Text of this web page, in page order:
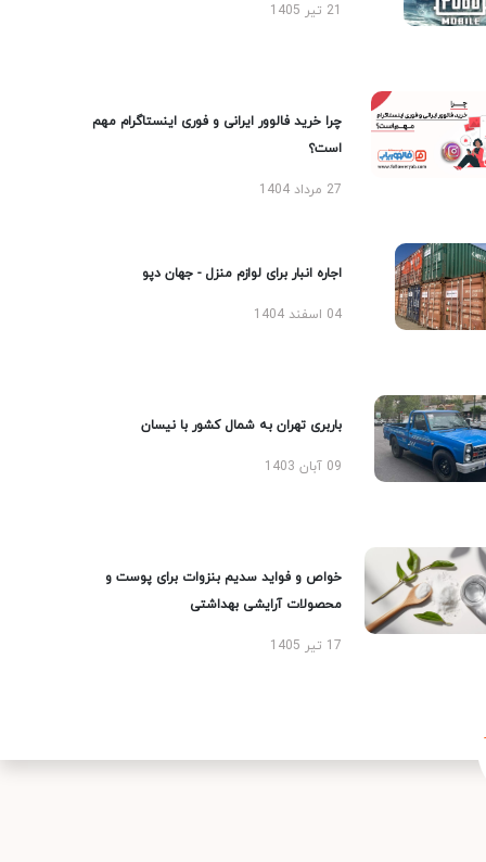
چرا خرید فالوور ایرانی و فوری اینستاگرام مهم
است؟
27 مرداد 1404
اجاره انبار برای لوازم منزل - جهان دپو
04 اسفند 1404
باربری تهران به شمال کشور با نیسان
09 آبان 1403
خواص و فواید سدیم بنزوات برای پوست و
محصولات آرایشی بهداشتی
17 تیر 1405